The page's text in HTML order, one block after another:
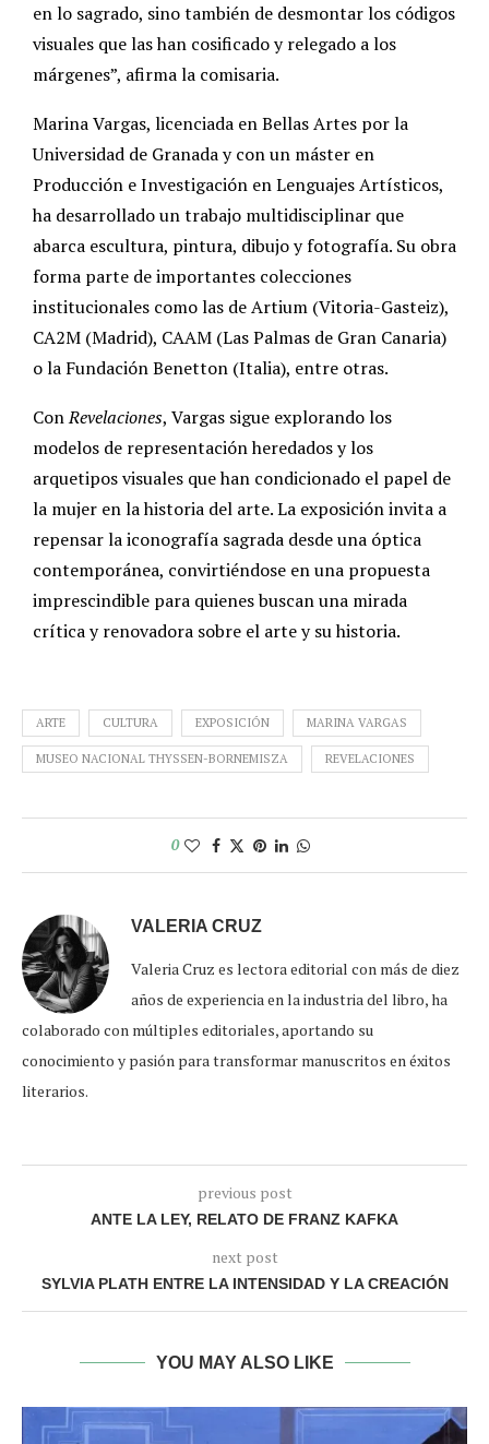
en lo sagrado, sino también de desmontar los códigos
visuales que las han cosificado y relegado a los
márgenes”, afirma la comisaria.
Marina Vargas, licenciada en Bellas Artes por la
Universidad de Granada y con un máster en
Producción e Investigación en Lenguajes Artísticos,
ha desarrollado un trabajo multidisciplinar que
abarca escultura, pintura, dibujo y fotografía. Su obra
forma parte de importantes colecciones
institucionales como las de Artium (Vitoria-Gasteiz),
CA2M (Madrid), CAAM (Las Palmas de Gran Canaria)
o la Fundación Benetton (Italia), entre otras.
ConRevelaciones, Vargas sigue explorando los
modelos de representación heredados y los
arquetipos visuales que han condicionado el papel de
la mujer en la historia del arte. La exposición invita a
repensar la iconografía sagrada desde una óptica
contemporánea, convirtiéndose en una propuesta
imprescindible para quienes buscan una mirada
crítica y renovadora sobre el arte y su historia.
ARTE CULTURA EXPOSICIÓN MARINA VARGAS
MUSEO NACIONAL THYSSEN-BORNEMISZA REVELACIONES
0
VALERIA CRUZ
Valeria Cruz es lectora editorial con más de diez
años de experiencia en la industria del libro, ha
colaborado con múltiples editoriales, aportando su
conocimiento y pasión para transformar manuscritos en éxitos
literarios.
previous post
ANTE LA LEY, RELATO DE FRANZ KAFKA
next post
SYLVIA PLATH ENTRE LA INTENSIDAD Y LA CREACIÓN
YOU MAY ALSO LIKE